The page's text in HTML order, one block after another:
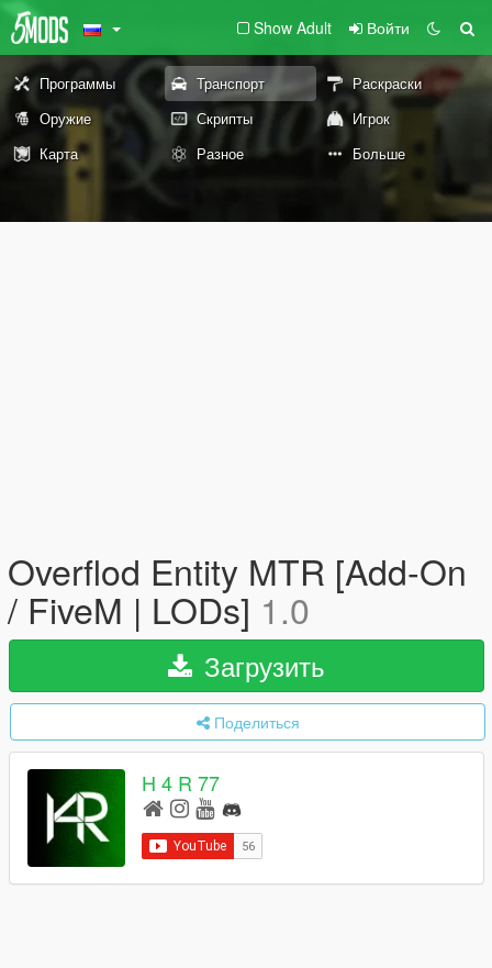
Show Adult Войти
Программы Транспорт
Раскраски
Оружие
Скрипты
Игрок
Карта
Разное Больше
Overflod Entity MTR [Add-On
/ FiveM | LODs] 1.0
Загрузить
Поделиться
H 4 R 77